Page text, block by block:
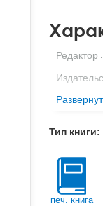
Редактор
Формат
Кол-во стр
Год
Тип книги:
печ. книга